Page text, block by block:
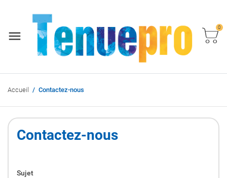
0
Accueil Contactez-nous
Contactez-nous
Sujet